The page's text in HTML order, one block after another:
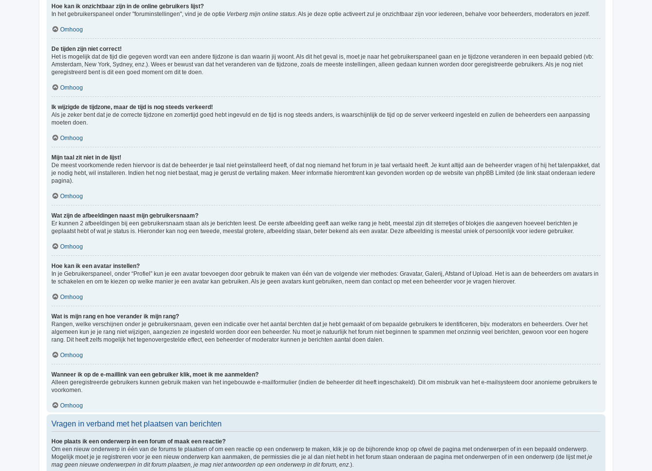
Hoe kan ik onzichtbaar zijn in de online gebruikers lijst?
In het gebruikerspaneel onder "foruminstellingen", vind je de optie Verberg mijn online status. Als je deze optie activeert zul je onzichtbaar zijn voor iedereen, behalve voor beheerders, moderators en jezelf.
Omhoog
De tijden zijn niet correct!
Het is mogelijk dat de tijd die gegeven wordt van een andere tijdzone is dan waarin jij woont. Als dit het geval is, moet je naar het gebruikerspaneel gaan en je tijdzone veranderen in een bepaald gebied (vb:
Amsterdam, New York, Sydney, enz.). Wees er bewust van dat het veranderen van de tijdzone, zoals de meeste instellingen, alleen gedaan kunnen worden door geregistreerde gebruikers. Als je nog niet
geregistreerd bent is dit een goed moment om dit te doen.
Omhoog
Ik wijzigde de tijdzone, maar de tijd is nog steeds verkeerd!
Als je zeker bent dat je de correcte tijdzone en zomertijd goed hebt ingevuld en de tijd is nog steeds anders, is waarschijnlijk de tijd op de server verkeerd ingesteld en zullen de beheerders een aanpassing
moeten doen.
Omhoog
Mijn taal zit niet in de lijst!
De meest voorkomende reden hiervoor is dat de beheerder je taal niet geïnstalleerd heeft, of dat nog niemand het forum in je taal vertaald heeft. Je kunt altijd aan de beheerder vragen of hij het talenpakket, dat
je nodig hebt, wil installeren. Indien het nog niet bestaat, mag je gerust de vertaling maken. Meer informatie hieromtrent kan gevonden worden op de website van phpBB Limited (de link staat onderaan iedere
pagina).
Omhoog
Wat zijn de afbeeldingen naast mijn gebruikersnaam?
Er kunnen 2 afbeeldingen bij een gebruikersnaam staan als je berichten leest. De eerste afbeelding geeft aan welke rang je hebt, meestal zijn dit sterretjes of blokjes die aangeven hoeveel berichten je
geplaatst hebt of wat je status is. Hieronder kan nog een tweede, meestal grotere, afbeelding staan, beter bekend als een avatar. Deze afbeelding is meestal uniek of persoonlijk voor iedere gebruiker.
Omhoog
Hoe kan ik een avatar instellen?
In je Gebruikerspaneel, onder “Profiel” kun je een avatar toevoegen door gebruik te maken van één van de volgende vier methodes: Gravatar, Galerij, Afstand of Upload. Het is aan de beheerders om avatars in
te schakelen en om te kiezen op welke manier je een avatar kan gebruiken. Als je geen avatars kunt gebruiken, neem dan contact op met een beheerder voor je vragen hierover.
Omhoog
Wat is mijn rang en hoe verander ik mijn rang?
Rangen, welke verschijnen onder je gebruikersnaam, geven een indicatie over het aantal berchten dat je hebt gemaakt of om bepaalde gebruikers te identificeren, bijv. moderators en beheerders. Over het
algemeen kun je je rang niet wijzigen, aangezien ze ingesteld worden door een beheerder. Nu moet je natuurlijk het forum niet beginnen te spammen met onzinnig veel berichten, gewoon voor een hogere
rang. Dit heeft zelfs mogelijk het tegenovergestelde effect, een beheerder of moderator kunnen je berichten aantal doen dalen.
Omhoog
Wanneer ik op de e-maillink van een gebruiker klik, moet ik me aanmelden?
Alleen geregistreerde gebruikers kunnen gebruik maken van het ingebouwde e-mailformulier (indien de beheerder dit heeft ingeschakeld). Dit om misbruik van het e-mailsysteem door anonieme gebruikers te
voorkomen.
Omhoog
Vragen in verband met het plaatsen van berichten
Hoe plaats ik een onderwerp in een forum of maak een reactie?
Om een nieuw onderwerp in één van de forums te plaatsen of om een reactie op een onderwerp te maken, klik je op de bijhorende knop op ofwel de pagina met onderwerpen of in een bepaald onderwerp.
Mogelijk moet je je registreren voor je een nieuw onderwerp kan aanmaken, de permissies die je al dan niet hebt in het forum staan onderaan de pagina met onderwerpen of in een onderwerp (de lijst metje
mag geen nieuwe onderwerpen in dit forum plaatsen, je mag niet antwoorden op een onderwerp in dit forum, enz.).